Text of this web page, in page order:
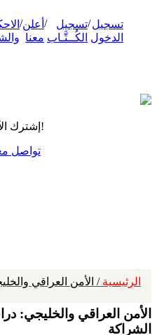
تسجيل
الدخول
/تسجيل
الكُــتَّـاب
/ أعلن
معنا
/
إشترك الآن!
تواصل
الرئيسية / الأمن العراقي
الأمن العراقي والخليجي:
الشراكة